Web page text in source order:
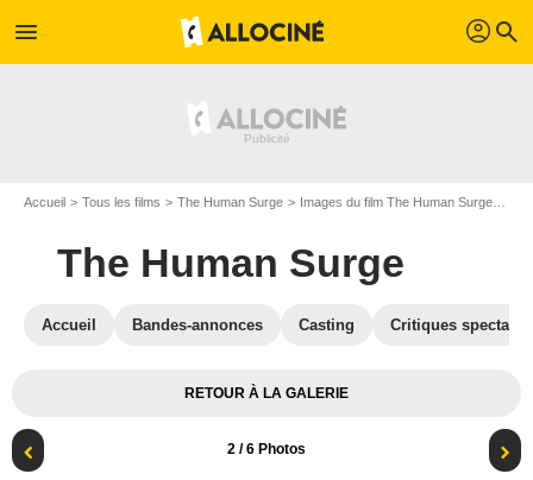
menu profil search
Accueil Tous les films The Human Surge Images du film The Human Surge
The Human Surge
Accueil Bandes-annonces Casting Critiques
RETOUR À LA GALERIE
2 / 6 Photos